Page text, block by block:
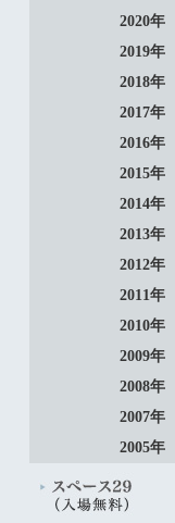
2020年
2019年
2018年
2017年
2016年
2015年
2014年
2013年
2012年
2011年
2010年
2009年
2008年
2007年
2005年